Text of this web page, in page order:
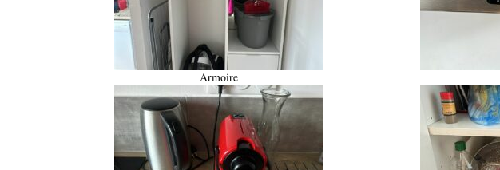
Armoire